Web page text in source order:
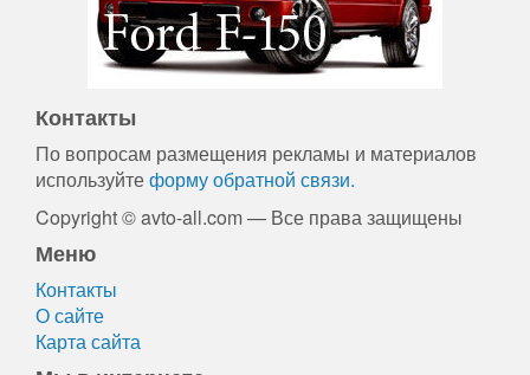
Контакты
По вопросам размещения рекламы и материалов
используйтеформу обратной связи.
Copyright © avto-all.com — Все права защищены
Меню
Контакты
О сайте
Карта сайта